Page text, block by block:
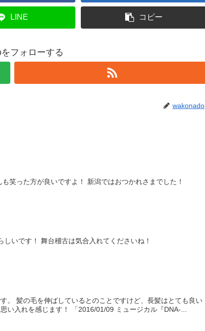
LINE コピー
フォローする
wakonado
笑った方が良いですよ！ 新潟ではおつかれさまでした！
いです！ 舞台稽古は気合入れてくださいね！
。 髪の毛を伸ばしているとのことですけど、長髪はとても良い
い入れを感じます！ 「2016/01/09 ミュージカル『DNA-...